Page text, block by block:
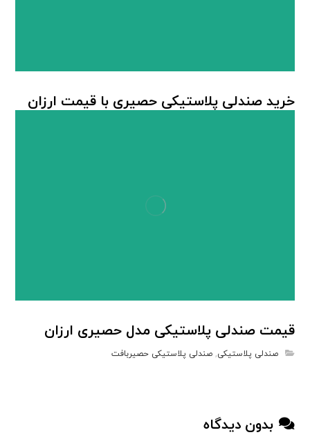
خرید صندلی پلاستیکی حصیری با قیمت ارزان
قیمت صندلی پلاستیکی مدل حصیری ارزان
صندلی پلاستیکی,صندلی پلاستیکی حصیربافت
بدون دیدگاه